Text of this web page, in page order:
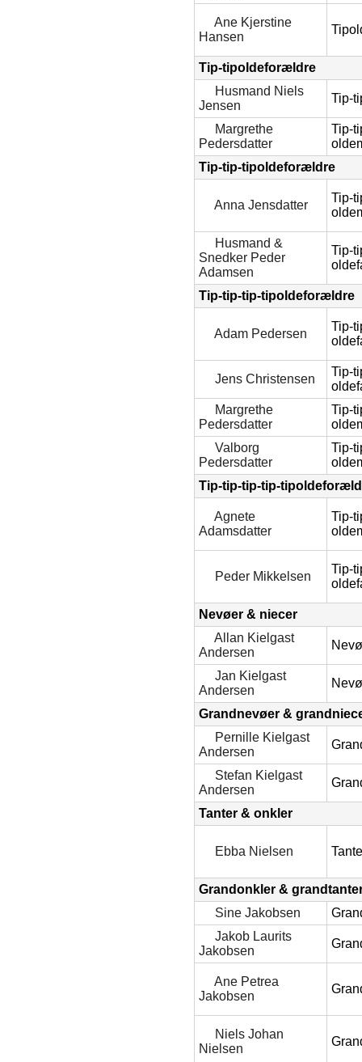
Ane Kjerstine
Hansen
Tip-tipoldeforældre
Husmand Niels
Jensen
Tip-
Margrethe
Pedersdatter
Tip-
Tip-tip-tipoldeforældre
Anna Jensdatter
Tip-
Husmand &
Snedker Peder
Adamsen
Tip-
Tip-tip-tip-tipoldeforældre
Adam Pedersen
Tip-
Jens Christensen
Tip-
Margrethe
Pedersdatter
Tip-
Valborg
Pedersdatter
Tip-
Tip-tip-tip-tip-
Agnete
Adamsdatter
Tip-
Peder Mikkelsen
Tip-
Nevøer & niecer
Allan Kielgast
Andersen
Nevø
Jan Kielgast
Andersen
Nevø
Grandnevøer &
Pernille Kielgast
Andersen
Stefan Kielgast
Andersen
Tanter & onkler
Ebba Nielsen Tante
Grandonkler &
Sine Jakobsen
Jakob Laurits
Jakobsen
Ane Petrea
Jakobsen
Niels Johan
Nielsen